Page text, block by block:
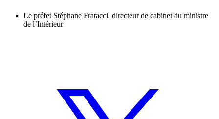
Le préfet Stéphane Fratacci, directeur de cabinet du ministre
de l’Intérieur